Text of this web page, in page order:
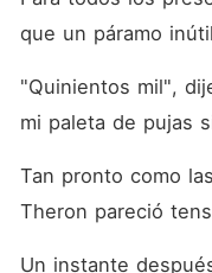
que un páramo
"Quinientos mil",
mi paleta de pujas
Tan pronto como
Theron pareció
Un instante